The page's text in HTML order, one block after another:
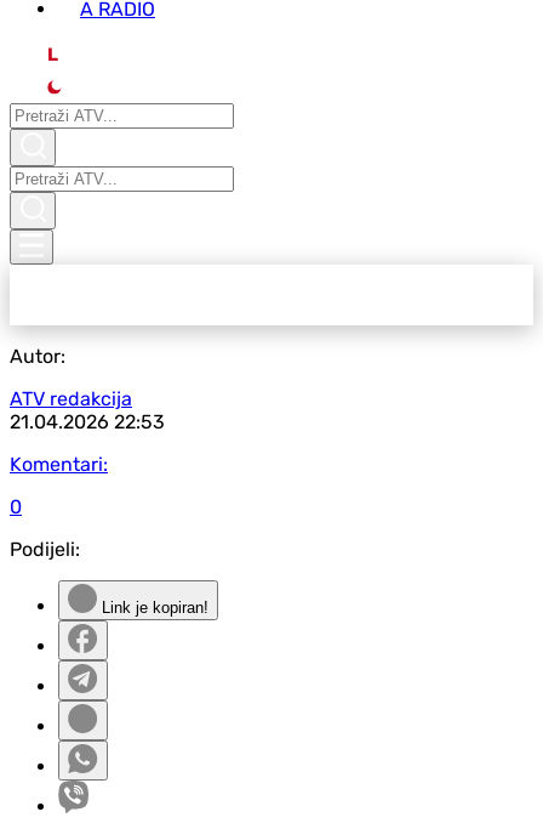
A RADIO
L
Autor:
ATV redakcija
21.04.2026 22:53
Komentari:
0
Podijeli:
Link je kopiran!